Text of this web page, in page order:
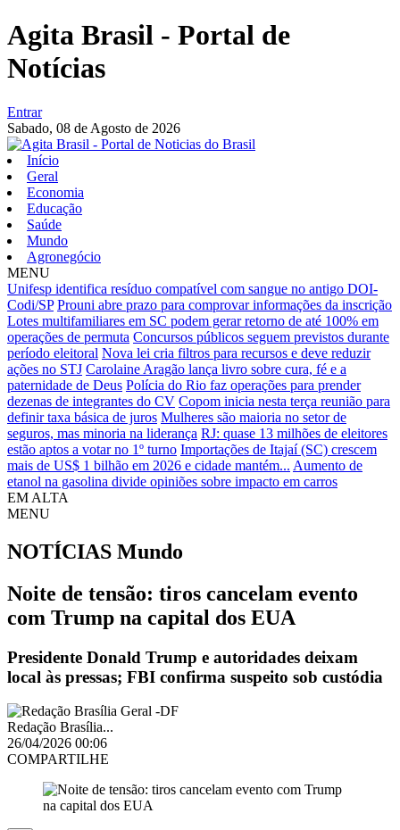
Agita Brasil - Portal de
Notícias
Entrar
Sabado, 08 de Agosto de 2026
Início
Geral
Economia
Educação
Saúde
Mundo
Agronegócio
MENU
Unifesp identifica resíduo compatível com sangue no antigo DOI-
Codi/SP Prouni abre prazo para comprovar informações da inscrição
Lotes multifamiliares em SC podem gerar retorno de até 100% em
operações de permuta Concursos públicos seguem previstos durante
período eleitoral Nova lei cria filtros para recursos e deve reduzir
ações no STJ Carolaine Aragão lança livro sobre cura, fé e a
paternidade de Deus Polícia do Rio faz operações para prender
dezenas de integrantes do CV Copom inicia nesta terça reunião para
definir taxa básica de juros Mulheres são maioria no setor de
seguros, mas minoria na liderança RJ: quase 13 milhões de eleitores
estão aptos a votar no 1º turno Importações de Itajaí (SC) crescem
mais de US$ 1 bilhão em 2026 e cidade mantém... Aumento de
etanol na gasolina divide opiniões sobre impacto em carros
EM ALTA
MENU
NOTÍCIAS Mundo
Noite de tensão: tiros cancelam evento
com Trump na capital dos EUA
Presidente Donald Trump e autoridades deixam
local às pressas; FBI confirma suspeito sob custódia
Redação Brasília...
26/04/2026 00:06
COMPARTILHE